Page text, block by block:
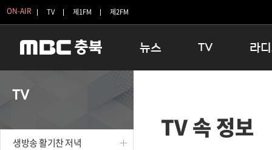
ON-AIR TV 제1FM 제2FM
뉴스 TV
인생내컷
테마기행 길
라
16:00 완
우리 고
TV
생방송 활기찬 저녁
TV 속 정보